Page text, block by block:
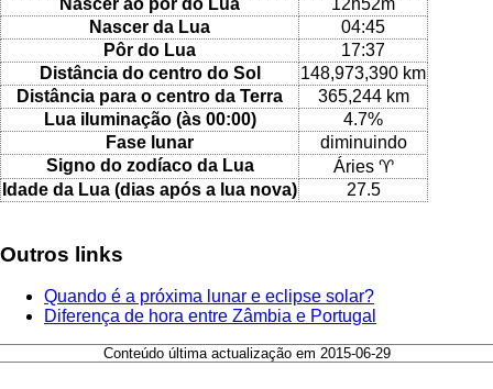
Nascer da Lua
04:45
Pôr do Lua
17:37
Distância do centro do Sol
148,973,390 km
Distância para o centro da Terra
365,244 km
Lua iluminação (às 00:00)
4.7%
Fase lunar
diminuindo
Signo do zodíaco da Lua
Áries ♈
Idade da Lua (dias após a lua nova)
27.5
Outros links
Quando é a próxima lunar e eclipse solar?
Diferença de hora entre Zâmbia e Portugal
Conteúdo última actualização em 2015-06-29